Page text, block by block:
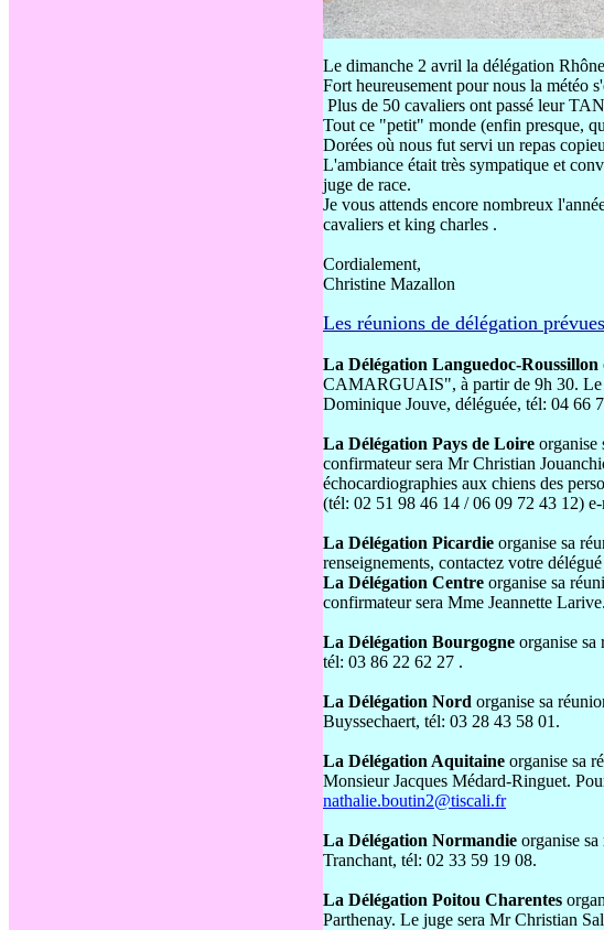
Le dimanche 2 avril la délégation
Fort heureusement pour nous la météo
Plus de 50 cavaliers ont passé leur
Tout ce "petit" monde (enfin presque,
Dorées où nous fut servi un repas
L'ambiance était très sympatique et
juge de race.
Je vous attends encore nombreux
cavaliers et king charles .
Cordialement,
Christine Mazallon
Les réunions de délégation
La Délégation Languedoc-Roussillon
CAMARGUAIS", à partir de 9h 30. Le
Dominique Jouve, déléguée, tél: 04 66
La Délégation Pays de Loire organise
confirmateur sera Mr Christian
échocardiographies aux chiens des
(tél: 02 51 98 46 14 / 06 09 72 43 12)
La Délégation Picardie organise sa
renseignements, contactez votre
La Délégation Centre organise sa
confirmateur sera Mme Jeannette Larive.
La Délégation Bourgogne organise
tél: 03 86 22 62 27 .
La Délégation Nord organise sa
Buyssechaert, tél: 03 28 43 58 01 .
La Délégation Aquitaine organise sa
Monsieur Jacques Médard-Ringuet.
nathalie.boutin2@tiscali.fr
La Délégation Normandie organise
Tranchant, tél: 02 33 59 19 08.
La Délégation Poitou Charentes
Parthenay. Le juge sera Mr Christian